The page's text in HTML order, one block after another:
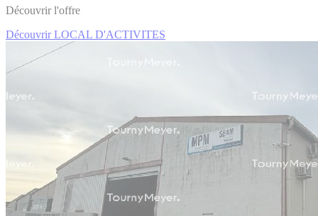
Découvrir l'offre
Découvrir LOCAL D'ACTIVITES